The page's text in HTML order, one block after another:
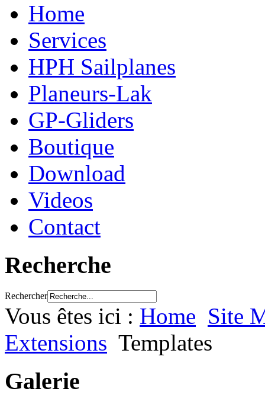
Home
Services
HPH Sailplanes
Planeurs-Lak
GP-Gliders
Boutique
Download
Videos
Contact
Recherche
Rechercher
Vous êtes ici : Home Site
Extensions Templates
Galerie